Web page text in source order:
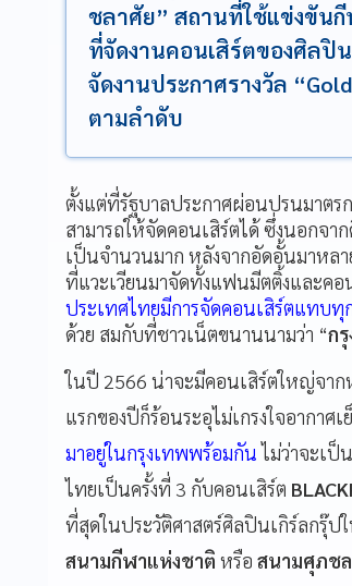
ชลาศัย” สถานที่ใช้แข่งขัน
ที่จัดงานคอนเสิร์ตของศิลปิ
จัดงานประกาศรางวัล
ตามลำดับ
ตั้งแต่ที่รัฐบาลประกาศผ่อนปรนมาตร
สามารถให้จัดคอนเสิร์ตได้ ซึ่งนอกจ
เป็นจำนวนมาก หลังจากอัดอั้นมาหล
ที่แวะเวียนมาจัดทั้งแฟนมีตติ้งและคอ
ประเทศไทยมีการจัดคอนเสิร์ตแทบทุ
ด้วย สมกับที่ชาวเน็ตขนานนามว่า “ก
ในปี 2566 น่าจะมีคอนเสิร์ตใหญ่จา
แรกของปีก็ร้อนระอุไม่เกรงใจอากาศ
มาอยู่ในกรุงเทพพร้อมกันไม่ว่าจะเป็
ไทยเป็นครั้งที่ 3 กับคอนเสิร์ต
ที่สุดในประวัติศาสตร์ศิลปินเกิร์ลกรุ๊ป
สนามกีฬาแห่งชาติ หรือ สนามศุภช